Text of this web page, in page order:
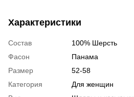
Характеристики
Состав
100% Шерсть
Фасон
Панама
Размер
52-58
Категория
Для женщин